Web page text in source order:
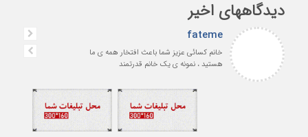
دیدگاههای اخیر
fateme
خانم کسائی عزیز شما باعث افتخار همه ی ما
هستید ، نمونه ی یک خانم قدرتمند